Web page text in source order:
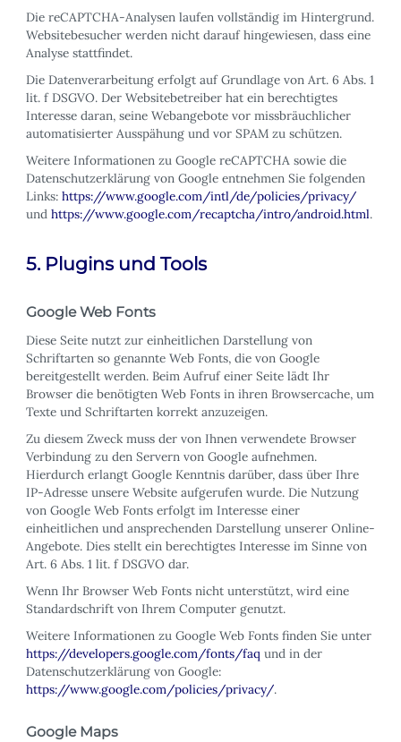
Die reCAPTCHA-Analysen laufen vollständig im Hintergrund.
Websitebesucher werden nicht darauf hingewiesen, dass eine
Analyse stattfindet.
Die Datenverarbeitung erfolgt auf Grundlage von Art. 6 Abs. 1
lit. f DSGVO. Der Websitebetreiber hat ein berechtigtes
Interesse daran, seine Webangebote vor missbräuchlicher
automatisierter Ausspähung und vor SPAM zu schützen.
Weitere Informationen zu Google reCAPTCHA sowie die
Datenschutzerklärung von Google entnehmen Sie folgenden
Links: https://www.google.com/intl/de/policies/privacy/
und https://www.google.com/recaptcha/intro/android.html.
5. Plugins und Tools
Google Web Fonts
Diese Seite nutzt zur einheitlichen Darstellung von
Schriftarten so genannte Web Fonts, die von Google
bereitgestellt werden. Beim Aufruf einer Seite lädt Ihr
Browser die benötigten Web Fonts in ihren Browsercache, um
Texte und Schriftarten korrekt anzuzeigen.
Zu diesem Zweck muss der von Ihnen verwendete Browser
Verbindung zu den Servern von Google aufnehmen.
Hierdurch erlangt Google Kenntnis darüber, dass über Ihre
IP-Adresse unsere Website aufgerufen wurde. Die Nutzung
von Google Web Fonts erfolgt im Interesse einer
einheitlichen und ansprechenden Darstellung unserer Online-
Angebote. Dies stellt ein berechtigtes Interesse im Sinne von
Art. 6 Abs. 1 lit. f DSGVO dar.
Wenn Ihr Browser Web Fonts nicht unterstützt, wird eine
Standardschrift von Ihrem Computer genutzt.
Weitere Informationen zu Google Web Fonts finden Sie unter
https://developers.google.com/fonts/faq und in der
Datenschutzerklärung von Google:
https://www.google.com/policies/privacy/.
Google Maps